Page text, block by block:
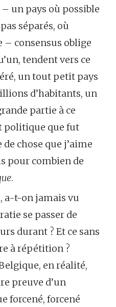
un pays où possible
séparés, où
– consensus oblige
tendent vers ce
un tout petit pays
d’habitants, un
partie à ce
politique que fut
chose que j’aime
pour combien de
.
a-t-on jamais vu
se passer de
durant ? Et ce sans
à répétition ?
en réalité,
preuve d’un
forcené, forcené